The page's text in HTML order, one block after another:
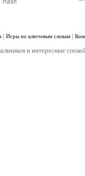
| Игры по ключевым словам |
и интересные